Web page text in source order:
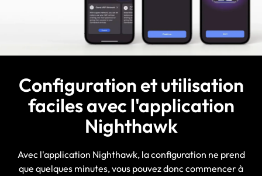
Configuration et utilisation
faciles avec l'application
Nighthawk
Avec l'application Nighthawk, la configuration ne prend
que quelques minutes, vous pouvez donc commencer à